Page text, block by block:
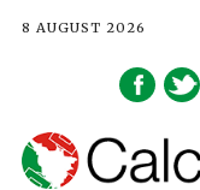
8 AUGUST 2026